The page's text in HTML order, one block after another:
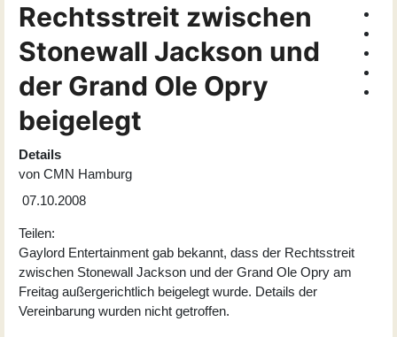
Rechtsstreit zwischen
Stonewall Jackson und
der Grand Ole Opry
beigelegt
Details
von CMN Hamburg
07.10.2008
Teilen:
Gaylord Entertainment gab bekannt, dass der Rechtsstreit
zwischen Stonewall Jackson und der Grand Ole Opry am
Freitag außergerichtlich beigelegt wurde. Details der
Vereinbarung wurden nicht getroffen.